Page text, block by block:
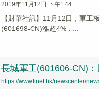
2019年11月12日 下午1:44
【財華社訊】11月12日，軍
(601698-CN)漲超4%，...
長城軍工(601606-CN)
https://www.finet.hk/newscenter/